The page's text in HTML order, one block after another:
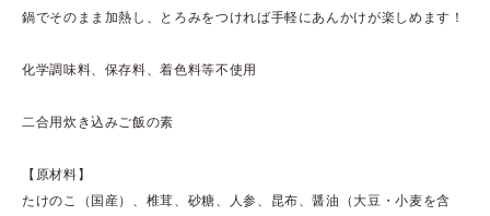
鍋でそのまま加熱し、とろみをつければ手軽にあんかけが楽しめます！
化学調味料、保存料、着色料等不使用
二合用炊き込みご飯の素
【原材料】
たけのこ（国産）、椎茸、砂糖、人参、昆布、醤油（大豆・小麦を含